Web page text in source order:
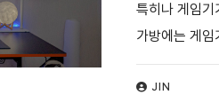
JIN
특히나 게임기
가방에는 게